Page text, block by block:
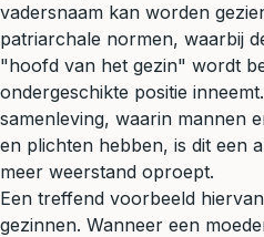
vadersnaam kan worden
patriarchale normen, waarbij
"hoofd van het gezin" wordt
ondergeschikte positie
samenleving, waarin mannen
en plichten hebben, is dit een
meer weerstand oproept.
Een treffend voorbeeld
gezinnen. Wanneer een